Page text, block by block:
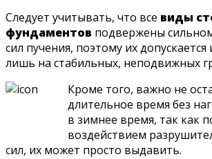
Следует учитывать, что все виды
фундаментов подвержены
сил пучения, поэтому их
лишь на стабильных, неподвижных
Кроме того, важно не
длительное время без
в зимнее время, так как
воздействием
сил, их может просто выдавить.